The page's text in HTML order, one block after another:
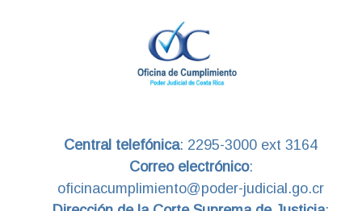
Central telefónica: 2295-3000 ext 3164
Correo electrónico:
oficinacumplimiento@poder-judicial.go.cr